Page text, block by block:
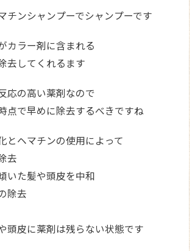
チンシャンプーでシャンプーです
カラー剤に含まれる
去してくれるます
応の高い薬剤なので
点で早めに除去するべきですね
とヘマチンの使用によって
去
いた髪や頭皮を中和
除去
頭皮に薬剤は残らない状態です